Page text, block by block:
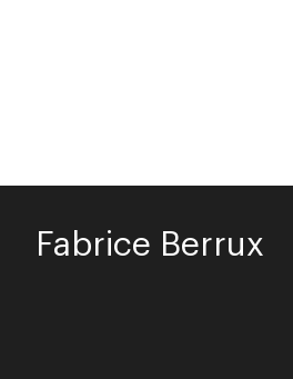
Fabrice Berrux